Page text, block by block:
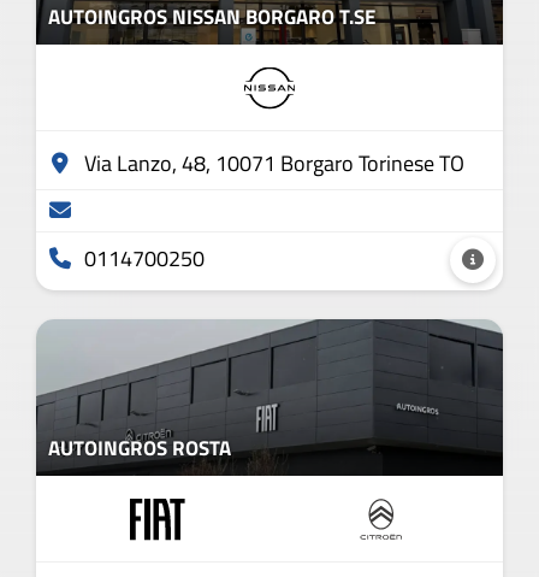
AUTOINGROS NISSAN BORGARO T.SE
Via Lanzo, 48, 10071 Borgaro Torinese TO
0114700250
AUTOINGROS ROSTA